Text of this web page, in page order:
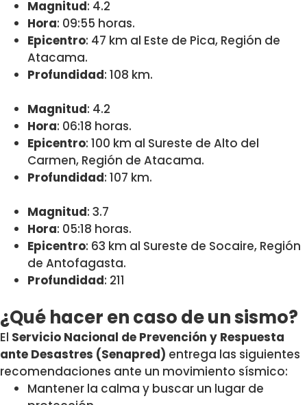
Magnitud: 4.2
Hora: 09:55 horas.
Epicentro: 47 km al Este de Pica, Región de
Atacama.
Profundidad: 108 km.
Magnitud: 4.2
Hora: 06:18 horas.
Epicentro: 100 km al Sureste de Alto del
Carmen, Región de Atacama.
Profundidad: 107 km.
Magnitud: 3.7
Hora: 05:18 horas.
Epicentro: 63 km al Sureste de Socaire, Región
de Antofagasta.
Profundidad: 211
¿Qué hacer en caso de un sismo?
El Servicio Nacional de Prevención y Respuesta
ante Desastres (Senapred) entrega las siguientes
recomendaciones ante un movimiento sísmico:
Mantener la calma y buscar un lugar de